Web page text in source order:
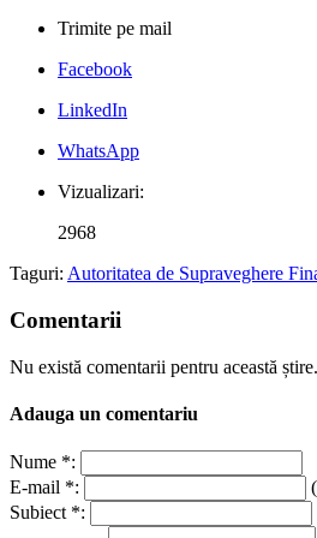
Trimite pe mail
Facebook
LinkedIn
WhatsApp
Vizualizari:
2968
Taguri: Autoritatea de Supraveghere
Comentarii
Nu există comentarii pentru această știre.
Adauga un comentariu
Nume *:
E-mail *:
Subiect *: